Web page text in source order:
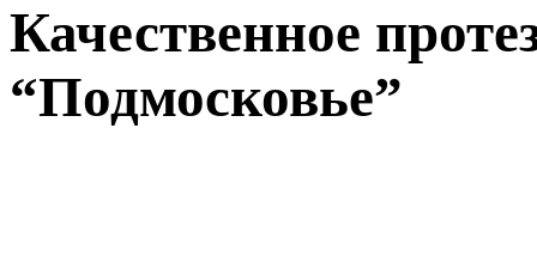
Качественное
“Подмосковье”